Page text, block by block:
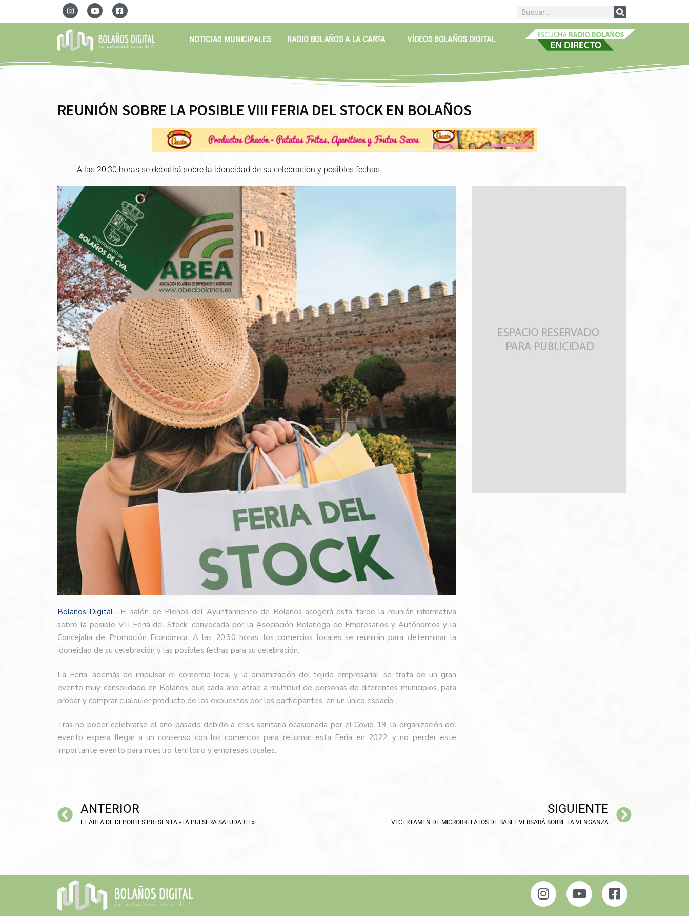
NOTICIAS MUNICIPALES RADIO BOLAÑOS A LA CARTA VÍDEOS BOLAÑOS DIGITAL
REUNIÓN SOBRE LA POSIBLE VIII FERIA DEL STOCK EN BOLAÑOS
A las 20:30 horas se debatirá sobre la idoneidad de su celebración y posibles fechas
Bolaños Digital.- El salón de Plenos del Ayuntamiento de Bolaños acogerá esta tarde la reunión informativa
sobre la posible VIII Feria del Stock, convocada por la Asociación Bolañega de Empresarios y Autónomos y la
Concejalía de Promoción Económica. A las 20:30 horas, los comercios locales se reunirán para determinar la
idoneidad de su celebración y las posibles fechas para su celebración.
La Feria, además de impulsar el comercio local y la dinamización del tejido empresarial, se trata de un gran
evento muy consolidado en Bolaños que cada año atrae a multitud de personas de diferentes municipios, para
probar y comprar cualquier producto de los expuestos por los participantes, en un único espacio.
Tras no poder celebrarse el año pasado debido a crisis sanitaria ocasionada por el Covid-19, la organización del
evento espera llegar a un consenso con los comercios para retomar esta Feria en 2022, y no perder este
importante evento para nuestro territorio y empresas locales.
ANTERIOR
EL ÁREA DE DEPORTES PRESENTA «LA PULSERA SALUDABLE»
SIGUIENTE
VI CERTAMEN DE MICRORRELATOS DE BABEL VERSARÁ SOBRE LA VENGANZA